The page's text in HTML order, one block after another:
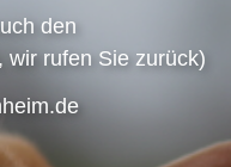
den
wir rufen Sie zurück)